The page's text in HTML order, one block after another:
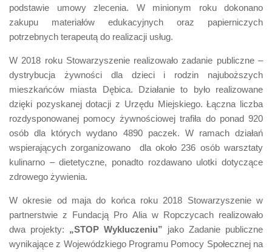
podstawie umowy zlecenia. W minionym roku dokonano
zakupu materiałów edukacyjnych oraz papierniczych
potrzebnych terapeutą do realizacji usług.
W 2018 roku Stowarzyszenie realizowało zadanie publiczne –
dystrybucja żywności dla dzieci i rodzin najuboższych
mieszkańców miasta Dębica. Działanie to było realizowane
dzięki pozyskanej dotacji z Urzędu Miejskiego. Łączna liczba
rozdysponowanej pomocy żywnościowej trafiła do ponad 920
osób dla których wydano 4890 paczek. W ramach działań
wspierających zorganizowano dla około 236 osób warsztaty
kulinarno – dietetyczne, ponadto rozdawano ulotki dotyczące
zdrowego żywienia.
W okresie od maja do końca roku 2018 Stowarzyszenie w
partnerstwie z Fundacją Pro Alia w Ropczycach realizowało
dwa projekty: „STOP Wykluczeniu” jako Zadanie publiczne
wynikające z Wojewódzkiego Programu Pomocy Społecznej na